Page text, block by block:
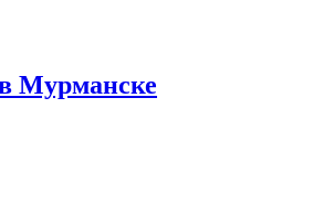
Мурманске